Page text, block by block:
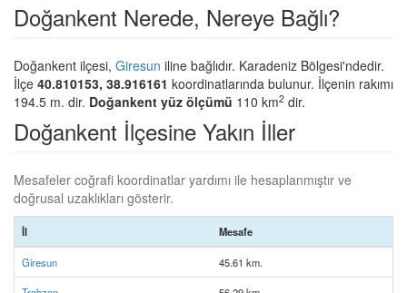
Doğankent Nerede, Nereye Bağlı?
Doğankent ilçesi, Giresun iline bağlıdır. Karadeniz Bölgesi'ndedir.
İlçe 40.810153, 38.916161 koordinatlarında bulunur. İlçenin rakımı
194.5 m. dir. Doğankent yüz ölçümü 110 km2 dir.
Doğankent İlçesine Yakın İller
Mesafeler coğrafi koordinatlar yardımı ile hesaplanmıştır ve
doğrusal uzaklıkları gösterir.
İl Mesafe
Giresun 45.61 km.